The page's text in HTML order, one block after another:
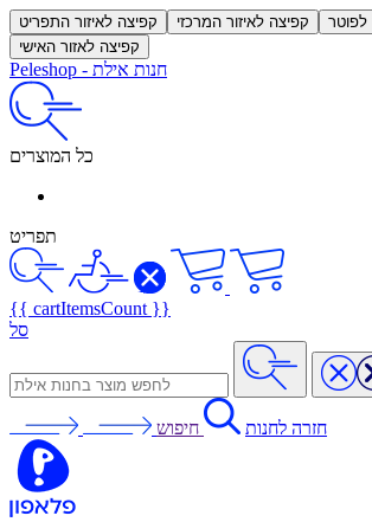
קפיצה לאיזור התפריט קפיצה לאיזור המרכזי
לפוטר
קפיצה לאזור האישי
Peleshop - חנות אילת
כל המוצרים
תפריט
{{ cartItemsCount }}
סל
חזרה לחנות חיפוש